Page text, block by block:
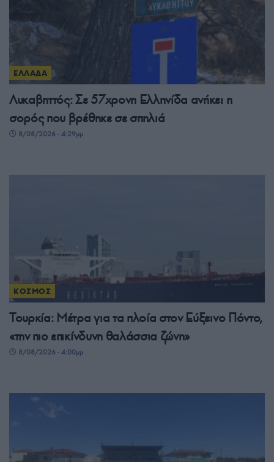
ΕΛΛΑΔΑ
Λυκαβηττός: Σε 57χρονη Ελληνίδα ανήκει η
σορός που βρέθηκε σε σπηλιά
8/08/2026 - 4:29μμ
ΚΟΣΜΟΣ
Τουρκία: Μέτρα για τα πλοία στον Εύξεινο Πόντο,
«την πιο επικίνδυνη θαλάσσια ζώνη»
8/08/2026 - 4:00μμ